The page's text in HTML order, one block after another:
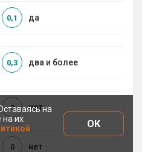
да
0,1
два и более
0,3
нет
0
нет
0
на
на их
ОК